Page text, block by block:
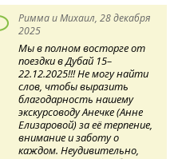
Римма и Михаил, 28 декабря
2025
Мы в полном восторге от
поездки в Дубай 15–
22.12.2025!!! Не могу найти
слов, чтобы выразить
благодарность нашему
экскурсоводу Анечке (Анне
Елизаровой) за её терпение,
внимание и заботу о
каждом. Неудивительно,